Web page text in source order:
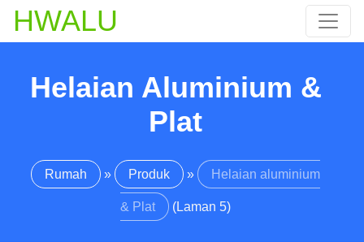
HWALU
Helaian Aluminium &
Plat
Rumah » Produk » Helaian aluminium
& Plat (Laman 5)